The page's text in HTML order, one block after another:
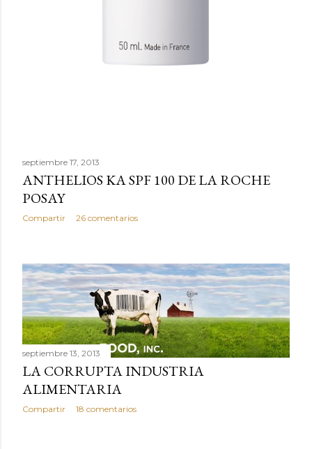
septiembre 17, 2013
ANTHELIOS KA SPF 100 DE LA ROCHE
POSAY
Compartir 26 comentarios
septiembre 13, 2013
LA CORRUPTA INDUSTRIA
ALIMENTARIA
Compartir 18 comentarios